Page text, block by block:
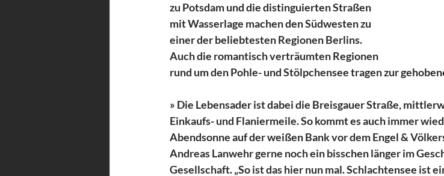
zu Potsdam und die distinguierten Straßen
mit Wasserlage machen den Südwesten zu
einer der beliebtesten Regionen Berlins.
Auch die romantisch verträumten Regionen
rund um den Pohle- und Stölpchensee tragen zur
» Die Lebensader ist dabei die Breisgauer Straße,
Einkaufs- und Flaniermeile. So kommt es auch immer
Abendsonne auf der weißen Bank vor dem Engel &
Andreas Lanwehr gerne noch ein bisschen länger im
Gesellschaft. „So ist das hier nun mal. Schlachtensee ist